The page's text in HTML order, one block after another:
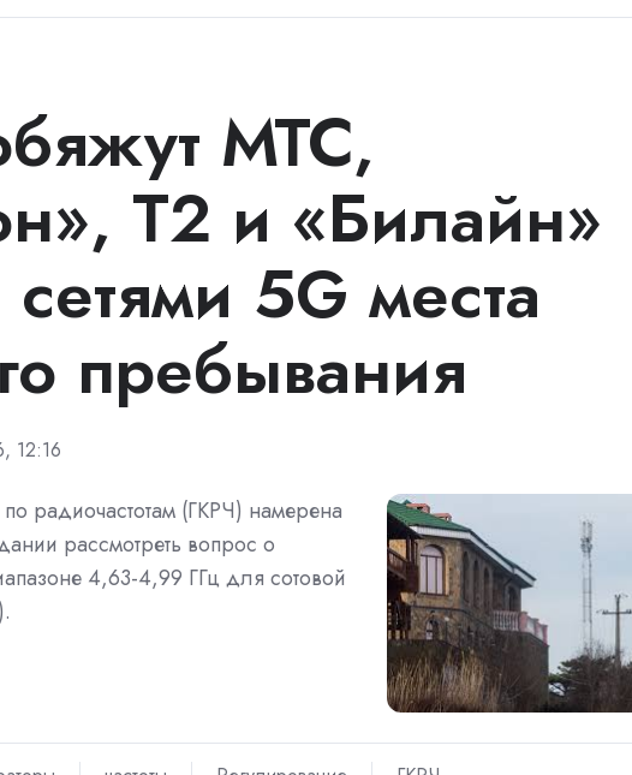
МТС,
Т2 и «Билайн»
5G места
пребывания
12:16
радиочастотам (ГКРЧ) намерена
рассмотреть вопрос о
4,63-4,99 ГГц для сотовой